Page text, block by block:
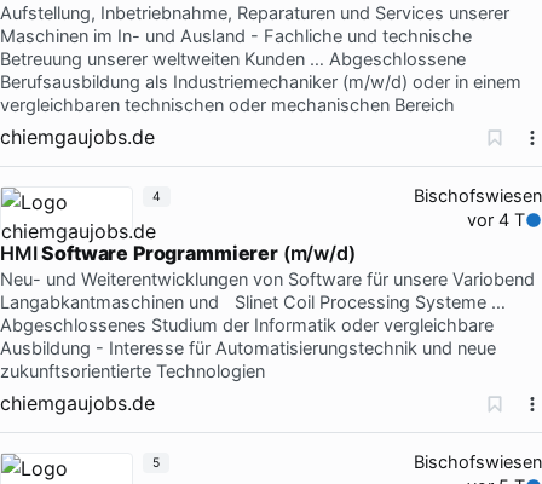
Aufstellung, Inbetriebnahme, Reparaturen und Services unserer
Maschinen im In- und Ausland - Fachliche und technische
Betreuung unserer weltweiten Kunden … Abgeschlossene
Berufsausbildung als Industriemechaniker (m/w/d) oder in einem
vergleichbaren technischen oder mechanischen Bereich
chiemgaujobs.de
Bischofswiesen
vor 4 T
HMISoftware Programmierer(m/w/d)
Neu- und Weiterentwicklungen von Software für unsere Variobend
Langabkantmaschinen und Slinet Coil Processing Systeme …
Abgeschlossenes Studium der Informatik oder vergleichbare
Ausbildung - Interesse für Automatisierungstechnik und neue
zukunftsorientierte Technologien
chiemgaujobs.de
4
Bischofswiesen
5